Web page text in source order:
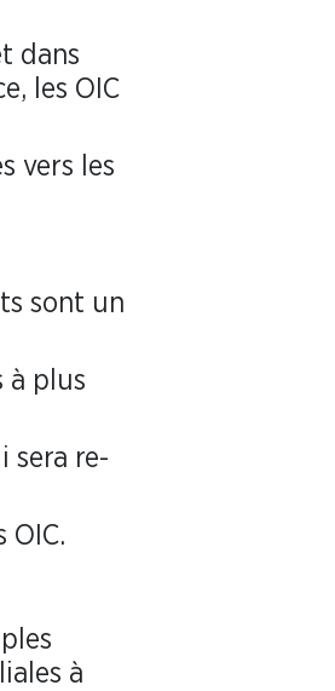
dans
les OIC
vers les
sont un
à plus
sera re-
OIC.
à